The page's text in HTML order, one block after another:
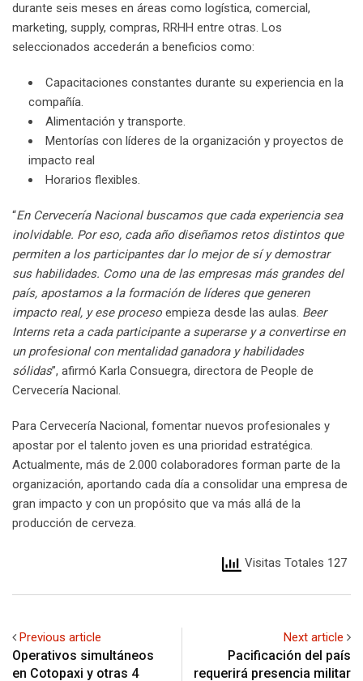
durante seis meses en áreas como logística, comercial,
marketing, supply, compras, RRHH entre otras. Los
seleccionados accederán a beneficios como:
Capacitaciones constantes durante su experiencia en la
compañía.
Alimentación y transporte.
Mentorías con líderes de la organización y proyectos de
impacto real
Horarios flexibles.
“En Cervecería Nacional buscamos que cada experiencia sea
inolvidable. Por eso, cada año diseñamos retos distintos que
permiten a los participantes dar lo mejor de sí y demostrar
sus habilidades. Como una de las empresas más grandes del
país, apostamos a la formación de líderes que generen
impacto real, y ese proceso empieza desde las aulas. Beer
Interns reta a cada participante a superarse y a convertirse en
un profesional con mentalidad ganadora y habilidades
sólidas”, afirmó Karla Consuegra, directora de People de
Cervecería Nacional.
Para Cervecería Nacional, fomentar nuevos profesionales y
apostar por el talento joven es una prioridad estratégica.
Actualmente, más de 2.000 colaboradores forman parte de la
organización, aportando cada día a consolidar una empresa de
gran impacto y con un propósito que va más allá de la
producción de cerveza.
Visitas Totales 127
Previous article
Operativos simultáneos
en Cotopaxi y otras 4
Next article
Pacificación del país
requerirá presencia militar